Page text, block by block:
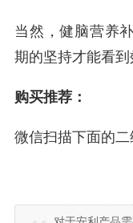
当然，健脑营养
期的坚持才能看到
购买推荐：
微信扫描下面的